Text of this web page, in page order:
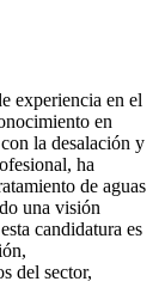
experiencia en el
en
la desalación y
ha
de aguas
una visión
candidatura es
del sector,